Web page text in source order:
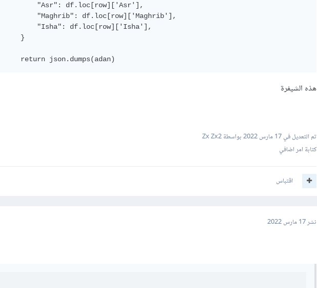
"Asr": df.loc[row]['Asr'],
"Maghrib": df.loc[row]['Maghrib'],
"Isha": df.loc[row]['Isha'],
}
return json.dumps(adan)
هذه الشيفرة
تم التعديل في17 مارس 2022
بواسطة Zx Zx2
كتابة امر اضافي
اقتباس
نشر17 مارس 2022